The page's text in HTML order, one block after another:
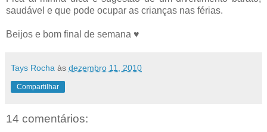
saudável e que pode ocupar as crianças nas férias.
Beijos e bom final de semana ♥
Tays Rocha às dezembro 11, 2010
Compartilhar
14 comentários: